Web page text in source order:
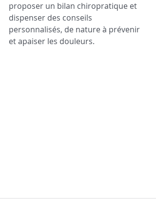
proposer un bilan chiropratique et
dispenser des conseils
personnalisés, de nature à prévenir
et apaiser les douleurs.